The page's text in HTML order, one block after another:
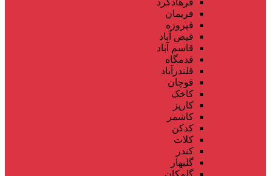
فریمان
فیروزه
فیض آباد
قاسم آباد
قدمگاه
قلندرآباد
قوچان
کاخک
کاریز
کاشمر
کدکن
کلات
کندر
گلبهار
گلمکان